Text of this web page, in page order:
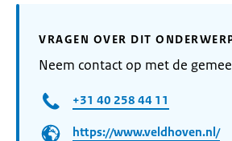
VRAGEN OVER DIT
Neem contact op met de
+31 40 258 44 11
https://www.veldhoven.nl/